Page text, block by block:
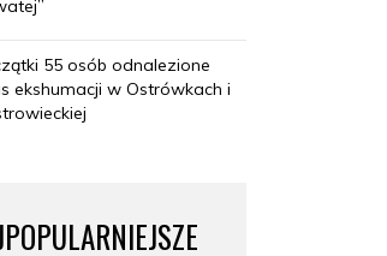
55 osób odnalezione
ekshumacji w Ostrówkach i